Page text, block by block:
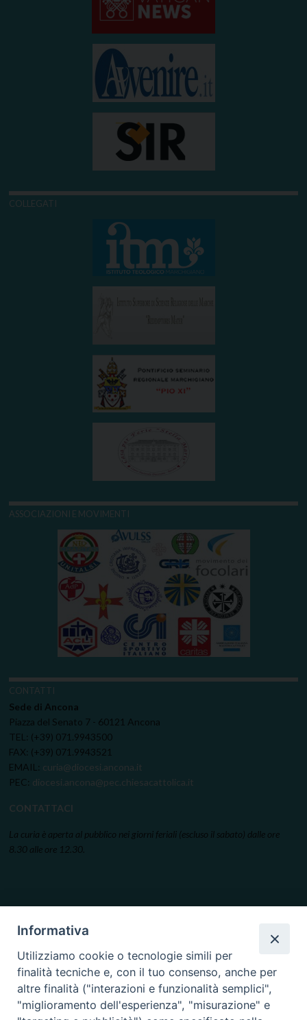
COLLEGATI
ASSOCIAZIONI E MOVIMENTI
CONTATTI
Sede di Ancona
Piazza del Senato 7 - 60121 Ancona
TEL: (+39) 071.9943500
FAX: (+39) 071.9943521
EMAIL: curia@diocesi.ancona.it
PEC: diocesi.ancona@pec.chiesacattolica.it
CONTATTACI
La curia è aperta al pubblico nei giorni feriali (escluso il sabato) dalle ore
8.30 alle ore 12.30.
Informativa
Utilizziamo cookie o tecnologie simili per
finalità tecniche e, con il tuo consenso, anche per
altre finalità ("interazioni e funzionalità semplici",
"miglioramento dell'esperienza", "misurazione" e